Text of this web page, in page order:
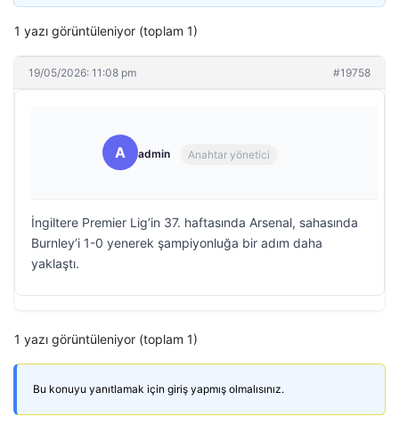
1 yazı görüntüleniyor (toplam 1)
19/05/2026: 11:08 pm #19758
A admin Anahtar yönetici
İngiltere Premier Lig’in 37. haftasında Arsenal, sahasında
Burnley’i 1-0 yenerek şampiyonluğa bir adım daha
yaklaştı.
1 yazı görüntüleniyor (toplam 1)
Bu konuyu yanıtlamak için giriş yapmış olmalısınız.